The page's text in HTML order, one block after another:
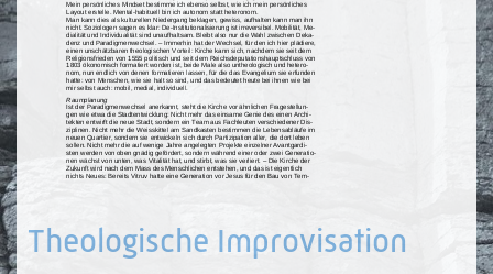
Theologische Improvisation